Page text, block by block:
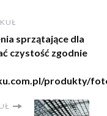
sprzątające dla
czystość zgodnie
produkty/